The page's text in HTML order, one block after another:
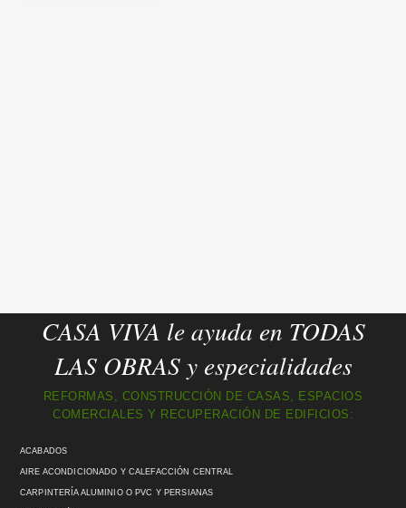
CASA VIVA le ayuda en TODAS
LAS OBRAS y especialidades
REFORMAS, CONSTRUCCIÓN DE CASAS, ESPACIOS
COMERCIALES Y RECUPERACIÓN DE EDIFICIOS:
ACABADOS
AIRE ACONDICIONADO Y CALEFACCIÓN CENTRAL
CARPINTERÍA ALUMINIO O PVC Y PERSIANAS